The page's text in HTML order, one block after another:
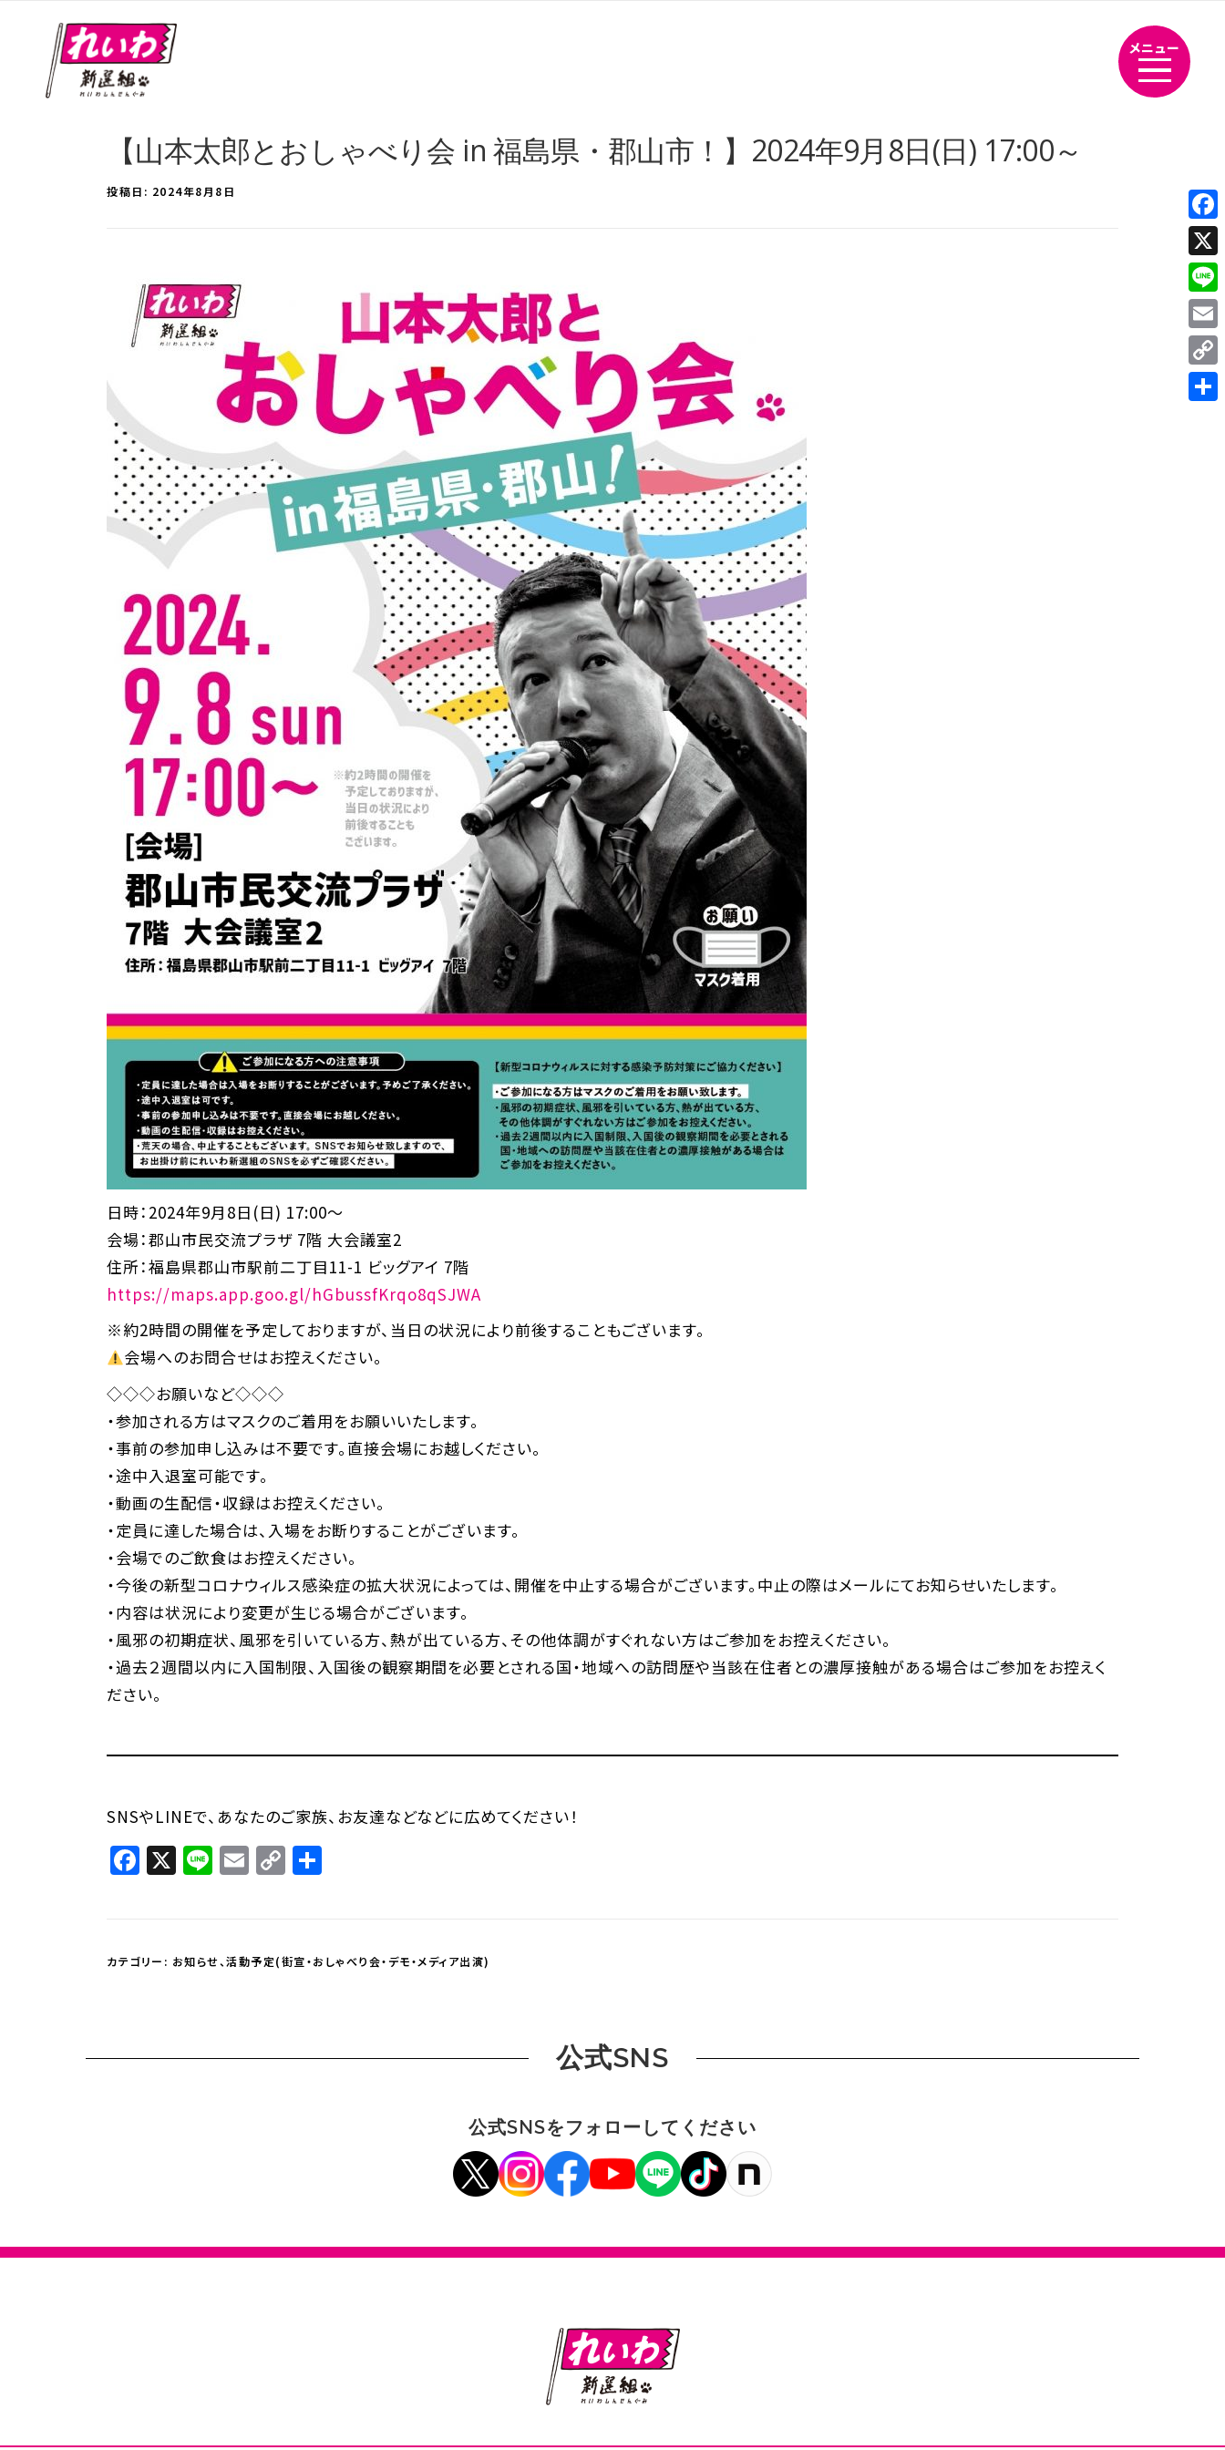
メニュー
【山本太郎とおしゃべり会 in 福島県・郡山市！】2024年9月8日(日) 17:00～
投稿日: 2024年8月8日
日時：2024年9月8日(日) 17:00～
会場：郡山市民交流プラザ 7階 大会議室2
住所：福島県郡山市駅前二丁目11-1 ビッグアイ 7階
https://maps.app.goo.gl/hGbussfKrqo8qSJWA
※約2時間の開催を予定しておりますが、当日の状況により前後することもございます。
会場へのお問合せはお控えください。
◇◇◇お願いなど◇◇◇
・参加される方はマスクのご着用をお願いいたします。
・事前の参加申し込みは不要です。直接会場にお越しください。
・途中入退室可能です。
・動画の生配信・収録はお控えください。
・定員に達した場合は、入場をお断りすることがございます。
・会場でのご飲食はお控えください。
・今後の新型コロナウィルス感染症の拡大状況によっては、開催を中止する場合がございます。中止の際はメールにてお知らせいたします。
・内容は状況により変更が生じる場合がございます。
・風邪の初期症状、風邪を引いている方、熱が出ている方、その他体調がすぐれない方はご参加をお控えください。
・過去２週間以内に入国制限、入国後の観察期間を必要とされる国・地域への訪問歴や当該在住者との濃厚接触がある場合はご参加をお控えく
ださい。
SNSやLINEで、あなたのご家族、お友達などなどに広めてください！
Facebook
X LineEmail
Copy
カテゴリー: お知らせ、活動予定(街宣・おしゃべり会・デモ・メディア出演)
公式SNS
公式SNSをフォローしてください
X
Line
Link